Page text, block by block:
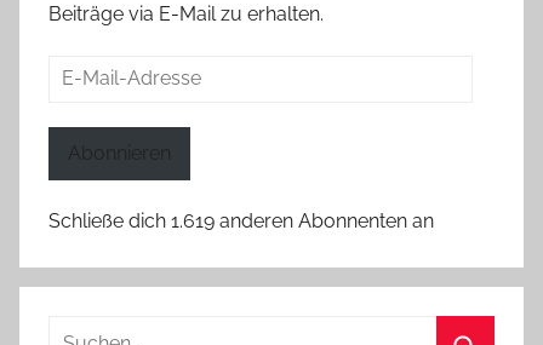
Beiträge via E-Mail zu erhalten.
E-
Abonnieren
Schließe dich 1.619 anderen Abonnenten an
Suchen